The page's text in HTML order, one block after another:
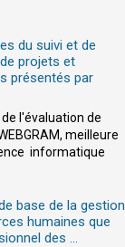
du suivi et de
projets et
présentés par
l'évaluation de
meilleure
informatique
base de la gestion
humaines que
des ...